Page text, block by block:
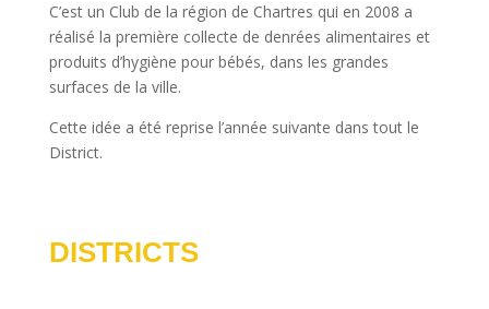
C’est un Club de la région de Chartres qui en 2008 a
réalisé la première collecte de denrées alimentaires et
produits d’hygiène pour bébés, dans les grandes
surfaces de la ville.
Cette idée a été reprise l’année suivante dans tout le
District.
DISTRICTS